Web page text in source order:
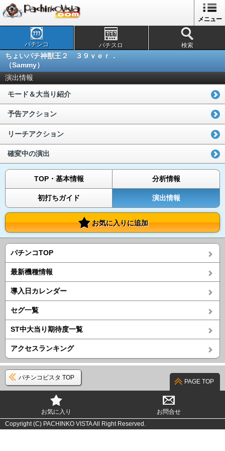
メニュー
パチンコ パチスロ 検索
ちょいパチ神獣王２ ３９ｖｅｒ．
（Sammy）
演出情報
モード＆大当り紹介
予告アクション
リーチアクション
確変中の演出
TOP・基本情報 分析情報
初打ちガイド 演出情報
お気に入りに追加
パチンコTOP
最新機種情報
導入日カレンダー
セグ一覧
ST中大当り期待度一覧
アクセスランキング
パチンコビスタ TOP
PAGE TOP
お気に入り
お問合せ
Copyright (C) PACHINKO VISTA All Right Reserved.